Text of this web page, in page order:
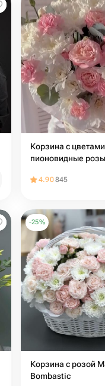
Корзина с
пионовидные
4.90845
-25%
Корзина с розой
Bombastic